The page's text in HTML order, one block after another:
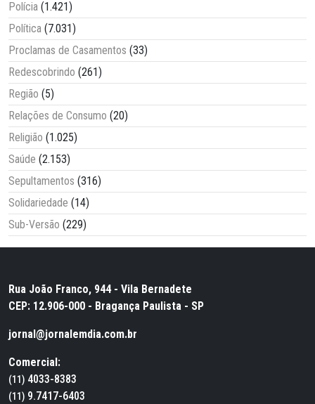
Polícia (1.421)
Política (7.031)
Proclamas de Casamentos (33)
Redescobrindo (261)
Região (5)
Relações de Consumo (20)
Religião (1.025)
Saúde (2.153)
Sepultamentos (316)
Solidariedade (14)
Sub-Versão (229)
Rua João Franco, 944 - Vila Bernadete
CEP: 12.906-000 - Bragança Paulista - SP
jornal@jornalemdia.com.br
Comercial:
(11) 4033-8383
(11) 9.7417-6403